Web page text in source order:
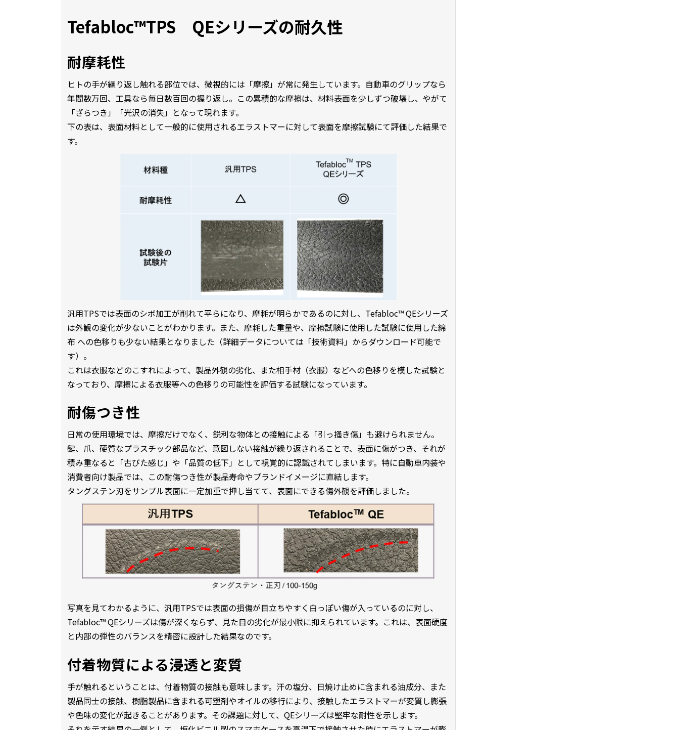
Tefabloc™TPS QEシリーズの耐久性
耐摩耗性
ヒトの手が繰り返し触れる部位では、微視的には「摩擦」が常に発生しています。自動車のグリップなら
年間数万回、工具なら毎日数百回の握り返し。この累積的な摩擦は、材料表面を少しずつ破壊し、やがて
「ざらつき」「光沢の消失」となって現れます。
下の表は、表面材料として一般的に使用されるエラストマーに対して表面を摩擦試験にて評価した結果で
す。
汎用TPSでは表面のシボ加工が削れて平らになり、摩耗が明らかであるのに対し、Tefabloc™ QEシリーズ
は外観の変化が少ないことがわかります。また、摩耗した重量や、摩擦試験に使用した試験に使用した綿
布 への色移りも少ない結果となりました（詳細データについては「技術資料」からダウンロード可能で
す）。
これは衣服などのこすれによって、製品外観の劣化、また相手材（衣服）などへの色移りを模した試験と
なっており、摩擦による衣服等への色移りの可能性を評価する試験になっています。
耐傷つき性
日常の使用環境では、摩擦だけでなく、鋭利な物体との接触による「引っ掻き傷」も避けられません。
鍵、爪、硬質なプラスチック部品など、意図しない接触が繰り返されることで、表面に傷がつき、それが
積み重なると「古びた感じ」や「品質の低下」として視覚的に認識されてしまいます。特に自動車内装や
消費者向け製品では、この耐傷つき性が製品寿命やブランドイメージに直結します。
タングステン刃をサンプル表面に一定加重で押し当てて、表面にできる傷外観を評価しました。
写真を見てわかるように、汎用TPSでは表面の損傷が目立ちやすく白っぽい傷が入っているのに対し、
Tefabloc™ QEシリーズは傷が深くならず、見た目の劣化が最小限に抑えられています。これは、表面硬度
と内部の弾性のバランスを精密に設計した結果なのです。
付着物質による浸透と変質
手が触れるということは、付着物質の接触も意味します。汗の塩分、日焼け止めに含まれる油成分、また
製品同士の接触、樹脂製品に含まれる可塑剤やオイルの移行により、接触したエラストマーが変質し膨張
や色味の変化が起きることがあります。その課題に対して、QEシリーズは堅牢な耐性を示します。